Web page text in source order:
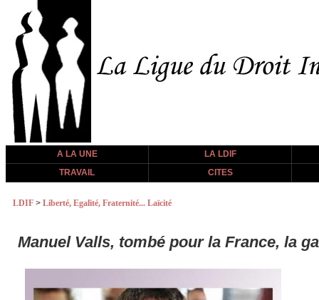
A LA UNE
LA LDIF
TRAVAIL
CITES
LDIF > Liberté, Egalité, Fraternité... Laïcité
Manuel Valls, tombé pour la France, la